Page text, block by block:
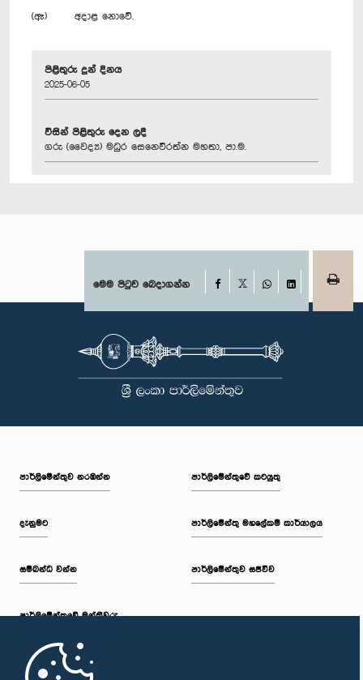
(ඈ) අදාළ නොවේ.
පිළිතුරු දුන් දිනය
2025-06-05
විසින් පිළිතුරු දෙන ලදී
ගරු (වෛද්‍ය) මධුර සෙනෙවිරත්න මහතා, පා.ම.
මෙම පිටුව බෙදාගන්න Facebook
WhatsAppLinkedIn
පාර්ලි‌මේන්තුව නරඹන්න
දැනුමට
සම්බන්ධ වන්න
පාර්ලි‌මේන්තුවේ මන්ත්‍රීවරු
මුල් පිටුව
පාර්ලිමේන්තුවේ කටයුතු
පාර්ලිමේන්තු මහලේකම් කාර්යාලය
පාර්ලිමේන්තුව සජීවීව